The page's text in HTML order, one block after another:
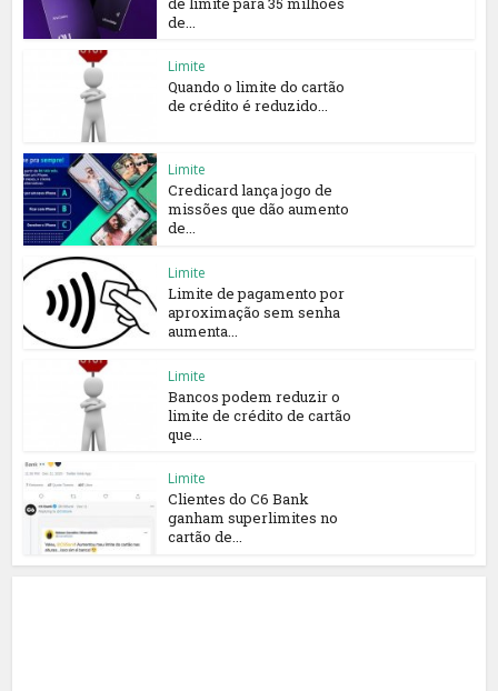
de...
Limite
Quando o limite do cartão
de crédito é reduzido...
Limite
Credicard lança jogo de
missões que dão aumento
de...
Limite
Limite de pagamento por
aproximação sem senha
aumenta...
Limite
Bancos podem reduzir o
limite de crédito de cartão
que...
Limite
Clientes do C6 Bank
ganham superlimites no
cartão de...